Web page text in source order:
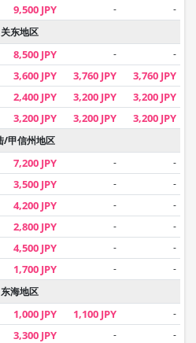
9,500 JPY -
-
关东地区
8,500 JPY -
-
3,600 JPY 3,760 JPY 3,760 JPY
2,400 JPY 3,200 JPY 3,200 JPY
3,200 JPY 3,200 JPY 3,200 JPY
/甲信州地区
7,200 JPY -
-
3,500 JPY -
-
4,200 JPY -
-
2,800 JPY -
-
4,500 JPY -
-
1,700 JPY -
-
东海地区
1,000 JPY 1,100 JPY
-
3,300 JPY -
-